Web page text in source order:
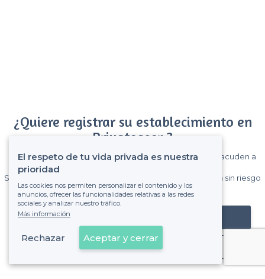
¿Quiere registrar su establecimiento en
Privateaser ?
Gane muchos clientes entre el millón de visitantes que acuden a
Sin comisiones y sin compromiso, pagas una cantidad fija sin riesgo
de ver la factura.
Registrar mi establecimiento
Ya es cliente
El respeto de tu vida privada es nuestra
prioridad
Las cookies nos permiten personalizar el contenido y los
anuncios, ofrecer las funcionalidades relativas a las redes
sociales y analizar nuestro tráfico.
Más información
Rechazar Aceptar y cerrar